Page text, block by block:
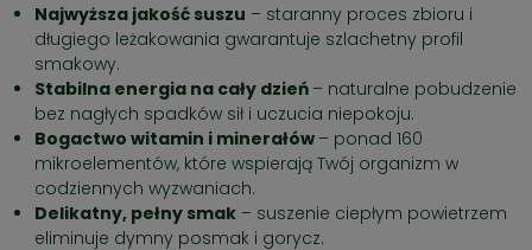
Najwyższa jakość suszu – staranny proces zbioru i
długiego leżakowania gwarantuje szlachetny profil
smakowy.
Stabilna energia na cały dzień – naturalne pobudzenie
bez nagłych spadków sił i uczucia niepokoju.
Bogactwo witamin i minerałów – ponad 160
mikroelementów, które wspierają Twój organizm w
codziennych wyzwaniach.
Delikatny, pełny smak – suszenie ciepłym powietrzem
eliminuje dymny posmak i gorycz.